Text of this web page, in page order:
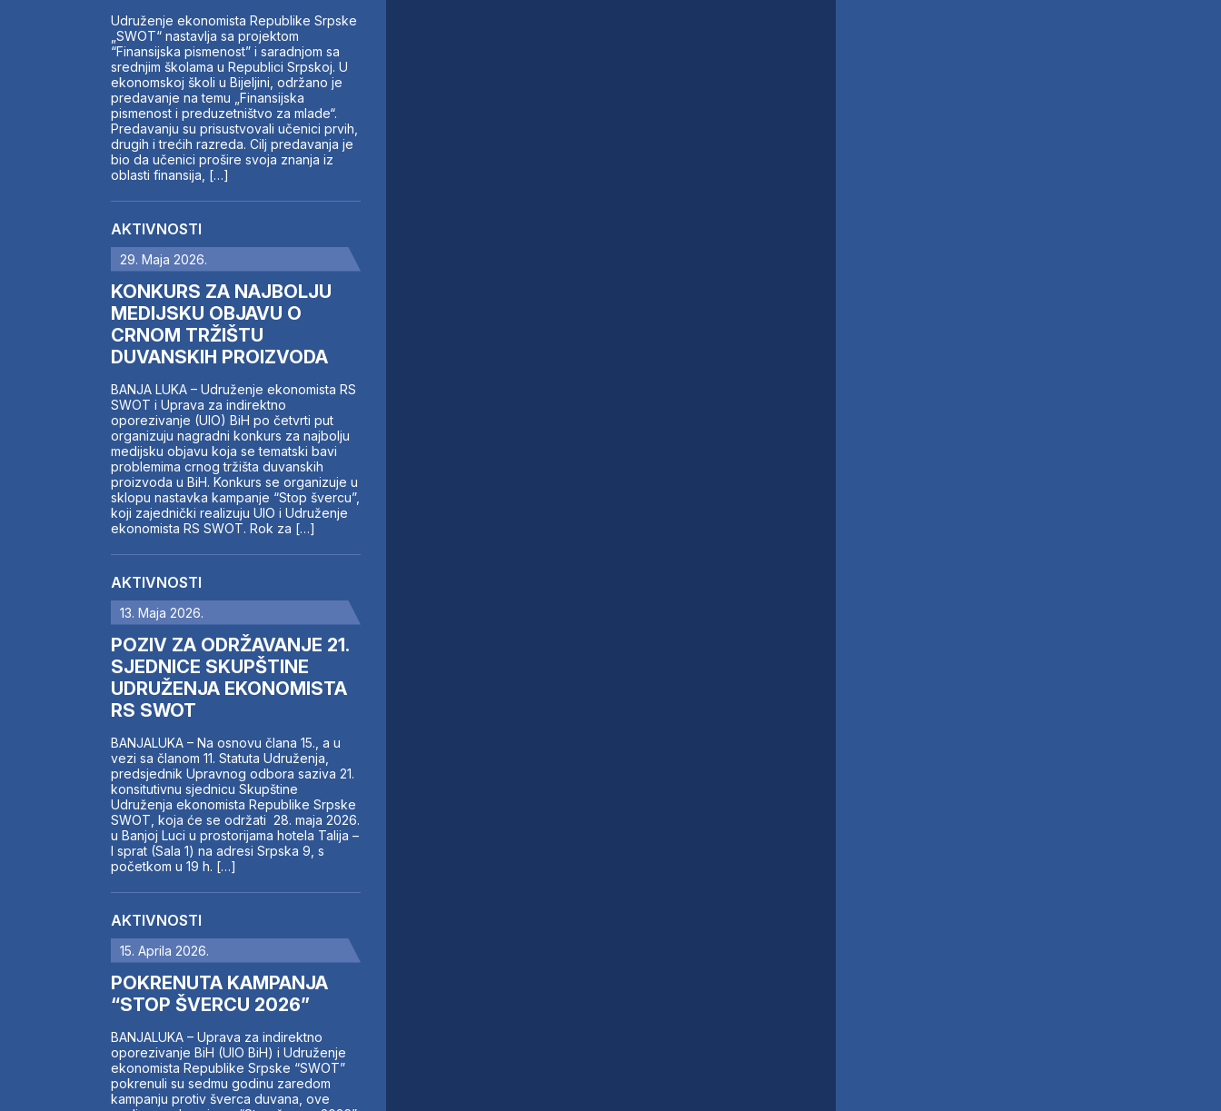
Udruženje ekonomista Republike Srpske
„SWOT“ nastavlja sa projektom
“Finansijska pismenost” i saradnjom sa
srednjim školama u Republici Srpskoj. U
ekonomskoj školi u Bijeljini, održano je
predavanje na temu „Finansijska
pismenost i preduzetništvo za mlade“.
Predavanju su prisustvovali učenici prvih,
drugih i trećih razreda. Cilj predavanja je
bio da učenici prošire svoja znanja iz
oblasti finansija, […]
AKTIVNOSTI
29. Maja 2026.
KONKURS ZA NAJBOLJU
MEDIJSKU OBJAVU O
CRNOM TRŽIŠTU
DUVANSKIH PROIZVODA
BANJA LUKA – Udruženje ekonomista RS
SWOT i Uprava za indirektno
oporezivanje (UIO) BiH po četvrti put
organizuju nagradni konkurs za najbolju
medijsku objavu koja se tematski bavi
problemima crnog tržišta duvanskih
proizvoda u BiH. Konkurs se organizuje u
sklopu nastavka kampanje “Stop švercu”,
koji zajednički realizuju UIO i Udruženje
ekonomista RS SWOT. Rok za […]
AKTIVNOSTI
13. Maja 2026.
POZIV ZA ODRŽAVANJE 21.
SJEDNICE SKUPŠTINE
UDRUŽENJA EKONOMISTA
RS SWOT
BANJALUKA – Na osnovu člana 15., a u
vezi sa članom 11. Statuta Udruženja,
predsjednik Upravnog odbora saziva 21.
konsitutivnu sjednicu Skupštine
Udruženja ekonomista Republike Srpske
SWOT, koja će se održati 28. maja 2026.
u Banjoj Luci u prostorijama hotela Talija –
I sprat (Sala 1) na adresi Srpska 9, s
početkom u 19 h. […]
AKTIVNOSTI
15. Aprila 2026.
POKRENUTA KAMPANJA
“STOP ŠVERCU 2026”
BANJALUKA – Uprava za indirektno
oporezivanje BiH (UIO BiH) i Udruženje
ekonomista Republike Srpske “SWOT”
pokrenuli su sedmu godinu zaredom
kampanju protiv šverca duvana, ove